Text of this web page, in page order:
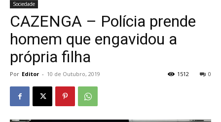
Sociedade
CAZENGA – Polícia prende
homem que engavidou a
própria filha
Por Editor - 10 de Outubro, 2019 0
1512